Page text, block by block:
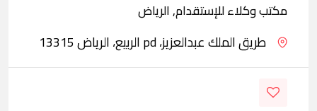
مكتب وكلاء للإستقدام, الرياض
طريق الملك عبدالعزيز، pd الربيع، الرياض 13315